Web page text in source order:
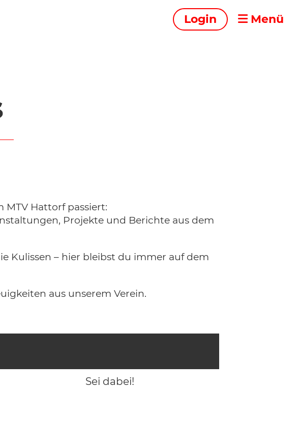
Login Menü
MTV Hattorf passiert:
Projekte und Berichte aus dem
Kulissen – hier bleibst du immer auf dem
aus unserem Verein.
Sei dabei!